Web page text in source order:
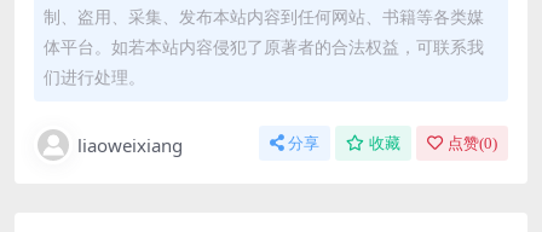
制、盗用、采集、发布本站内容到任何网站、书籍等各类媒
体平台。如若本站内容侵犯了原著者的合法权益，可联系我
们进行处理。
liaoweixiang 分享 收藏 点赞(0)